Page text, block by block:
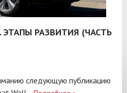
ЭТАПЫ РАЗВИТИЯ (ЧАСТЬ
следующую публикацию